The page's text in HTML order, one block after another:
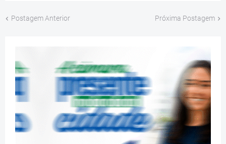
Postagem Anterior Próxima Postagem